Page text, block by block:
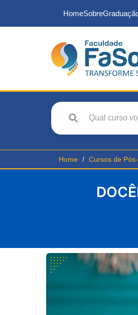
HomeSobre
Home Cursos de